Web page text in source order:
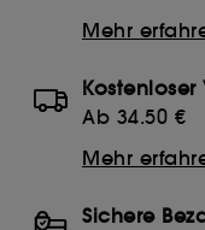
Mehr
Kostenloser
Ab 34.50 €
Mehr
Sichere